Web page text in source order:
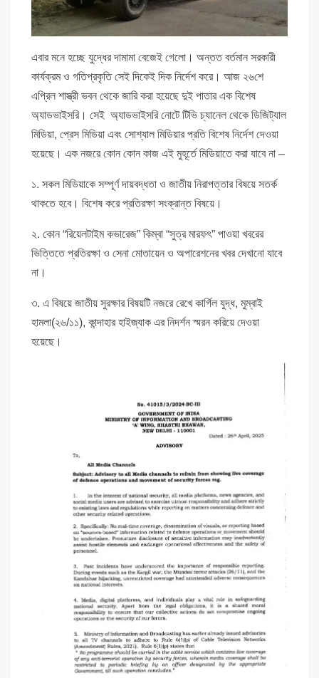
এবার মনে হচ্ছে যুদ্ধের দামামা বেজেই গেলো। অন্তত বর্তমান সরকারী
কার্যক্রম ও গতিপ্রকৃতি সেই দিকেই দিক নির্দেশ করে। আজ ২৬শে
এপ্রিল শাস্ত্রী ভবন থেকে জারি করা হয়েছে দুই পাতার এক বিশেষ
অ্যাডভাইসরি। সেই অ্যাডভাইসরি নোটে টিভি চ্যানেল থেকে ডিজিট্যাল
মিডিয়া, প্রেস মিডিয়া এবং সোশ্যাল মিডিয়ার প্রতি বিশেষ নির্দেশ দেওয়া
হয়েছে। এক নজরে কোন কোন কাজ এই মুহূর্তে মিডিয়াতে করা যাবে না –
১. সকল মিডিয়াকে সম্পূর্ণ দায়বদ্ধতা ও জাতীয় নিরাপত্তার বিষয়ে সতর্ক
থাকতে হবে। বিশেষ করে প্রতিরক্ষা সংক্রান্ত বিষয়ে।
২. কোন “রিয়েলটাইম কভারেজ” কিম্বা “সুত্র মারফৎ” পাওয়া খবরের
ভিত্তিতে প্রতিরক্ষা ও সেনা মোতায়েন ও অপারেশনের খবর দেখানো যাবে
না।
৩. এ বিষয়ে জাতীয় সুরক্ষার বিষয়টি নজরে রেখে কার্গিল যুদ্ধ, মুম্বাই
হামলা(২৬/১১), কান্দাহার হাইজ্যাক এর নিদর্শন স্মরন করিয়ে দেওয়া
হয়েছে।